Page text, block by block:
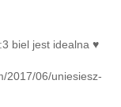
biel jest idealna ♥
2017/06/uniesiesz-